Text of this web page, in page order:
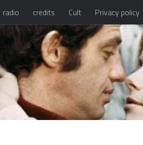
radio credits Cult Privacy policy